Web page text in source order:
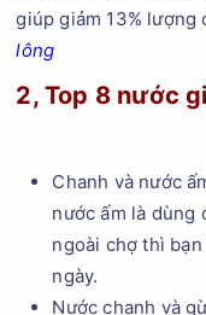
giúp giảm 13% lượng
lông
2, Top 8 nước
Chanh và nước
nước ấm là dùng
ngoài chợ thì
ngày.
Nước chanh và